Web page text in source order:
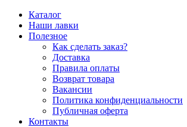
Перейти
содержимому
Каталог
Наши лавки
Полезное
Как сделать заказ?
Доставка
Правила оплаты
Возврат товара
Вакансии
Политика конфиденциальности
Публичная оферта
Контакты